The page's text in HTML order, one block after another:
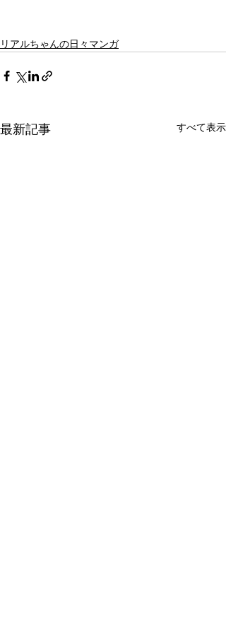
リアルちゃんの日々マンガ
最新記事 すべて表示